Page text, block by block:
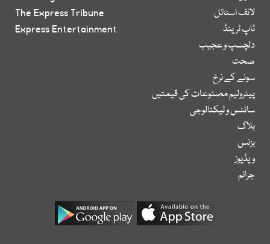
لائف اسٹائل
ٹاپ ٹرینڈ
دلچسپ و عجیب
صحت
سونے کے نرخ
پیٹرولیم مصنوعات کی قیمتیں
سائنس و ٹیکنالوجی
بلاگ
بزنس
ویڈیوز
جرائم
The Express Tribune
Express Entertainment